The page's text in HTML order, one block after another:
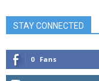
STAY CONNECTED
0 Fans